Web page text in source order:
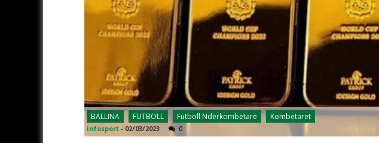
BALLINA FUTBOLL Futboll Ndërkombëtarë Kombëtaret
infosport - 02/03/2023 0